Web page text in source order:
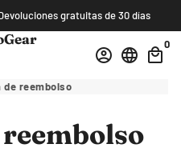
gratuitas de 30 días
account_circle language local_mall
0
de reembolso